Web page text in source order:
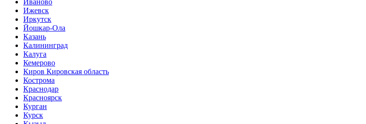
Иваново
Ижевск
Иркутск
Йошкар-Ола
Казань
Калининград
Калуга
Кемерово
Киров Кировская область
Кострома
Краснодар
Красноярск
Курган
Курск